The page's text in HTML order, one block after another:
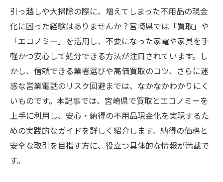
引っ越しや大掃除の際に、増えてしまった不用品の現金
化に困った経験はありませんか？宮崎県では「買取」や
「エコノミー」を活用し、不要になった家電や家具を手
軽かつ安心して処分できる方法が注目されています。し
かし、信頼できる業者選びや高価買取のコツ、さらに迷
惑な営業電話のリスク回避までは、なかなかわかりにく
いものです。本記事では、宮崎県で買取とエコノミーを
上手に利用し、安心・納得の不用品現金化を実現するた
めの実践的なガイドを詳しく紹介します。納得の価格と
安全な取引を目指す方に、役立つ具体的な情報が満載で
す。